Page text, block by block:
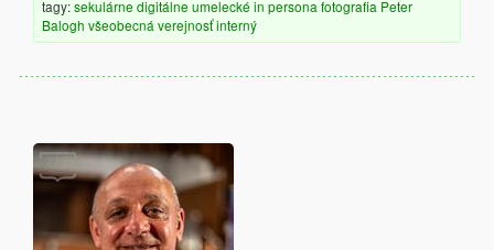
tagy:sekulárne digitálne umelecké in persona fotografia Peter
Balogh všeobecná verejnosťinterný